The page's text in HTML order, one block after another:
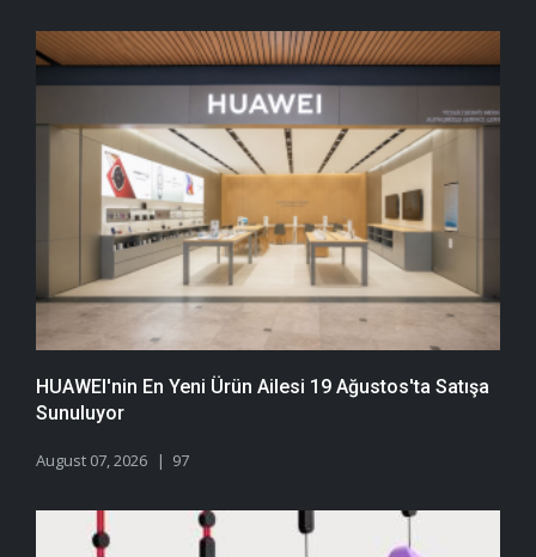
HUAWEI'nin En Yeni Ürün Ailesi 19 Ağustos'ta Satışa
Sunuluyor
August 07, 2026 97